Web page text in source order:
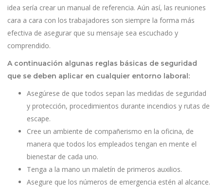
idea sería crear un manual de referencia. Aún así, las reuniones
cara a cara con los trabajadores son siempre la forma más
efectiva de asegurar que su mensaje sea escuchado y
comprendido.
A continuación algunas reglas básicas de seguridad
que se deben aplicar en cualquier entorno laboral:
Asegúrese de que todos sepan las medidas de seguridad
y protección, procedimientos durante incendios y rutas de
escape.
Cree un ambiente de compañerismo en la oficina, de
manera que todos los empleados tengan en mente el
bienestar de cada uno.
Tenga a la mano un maletín de primeros auxilios.
Asegure que los números de emergencia estén al alcance.